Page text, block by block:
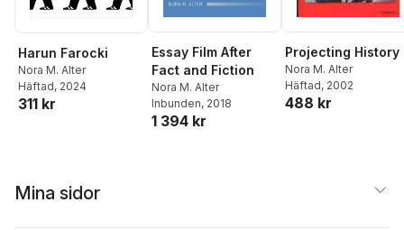
Harun Farocki
Nora M. Alter
Häftad, 2024
311 kr
Essay Film After
Fact and Fiction
Nora M. Alter
Inbunden, 2018
1 394 kr
Projecting History
Nora M. Alter
Häftad, 2002
488 kr
Mina sidor